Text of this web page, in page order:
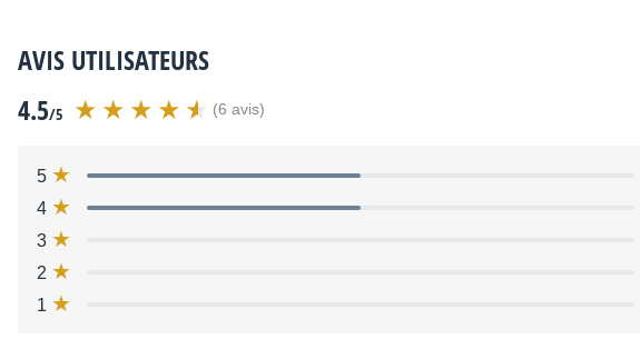
AVIS UTILISATEURS
4.5/5 (6 avis)
5
4
3
2
1